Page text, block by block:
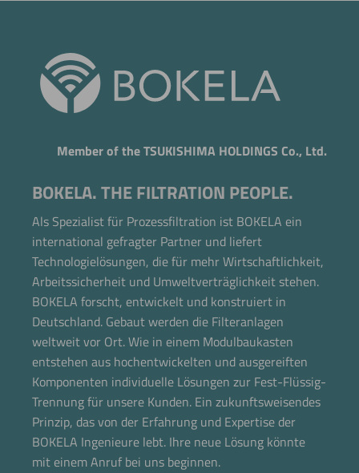
Member of the TSUKISHIMA HOLDINGS Co., Ltd.
BOKELA. THE FILTRATION PEOPLE.
Als Spezialist für Prozessfiltration ist BOKELA ein
international gefragter Partner und liefert
Technologielösungen, die für mehr Wirtschaftlichkeit,
Arbeitssicherheit und Umweltverträglichkeit stehen.
BOKELA forscht, entwickelt und konstruiert in
Deutschland. Gebaut werden die Filteranlagen
weltweit vor Ort. Wie in einem Modulbaukasten
entstehen aus hochentwickelten und ausgereiften
Komponenten individuelle Lösungen zur Fest-Flüssig-
Trennung für unsere Kunden. Ein zukunftsweisendes
Prinzip, das von der Erfahrung und Expertise der
BOKELA Ingenieure lebt. Ihre neue Lösung könnte
mit einem Anruf bei uns beginnen.
Jetzt direkt die gemerkte Auswahl anfragen.